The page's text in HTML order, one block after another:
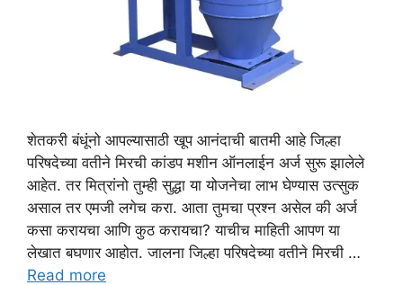
शेतकरी बंधूंनो आपल्यासाठी खूप आनंदाची बातमी आहे जिल्हा
परिषदेच्या वतीने मिरची कांडप मशीन ऑनलाईन अर्ज सुरू झालेले
आहेत. तर मित्रांनो तुम्ही सुद्धा या योजनेचा लाभ घेण्यास उत्सुक
असाल तर एमजी लगेच करा. आता तुमचा प्रश्न असेल की अर्ज
कसा करायचा आणि कुठ करायचा? याचीच माहिती आपण या
लेखात बघणार आहोत. जालना जिल्हा परिषदेच्या वतीने मिरची …
Read more